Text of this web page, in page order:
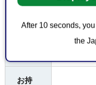
After 10 seconds,
the
平日午
お持